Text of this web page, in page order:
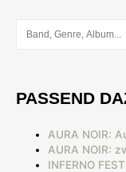
PASSEND
AURA NOIR:
AURA NOIR:
INFERNO